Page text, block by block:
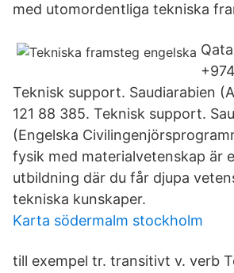
med utomordentliga tekniska
Teknisk support. Saudiarabien
121 88 385. Teknisk support.
(Engelska
fysik med materialvetenskap är
utbildning där du får djupa
tekniska kunskaper.
Karta södermalm stockholm
till exempel tr. transitivt v. verb